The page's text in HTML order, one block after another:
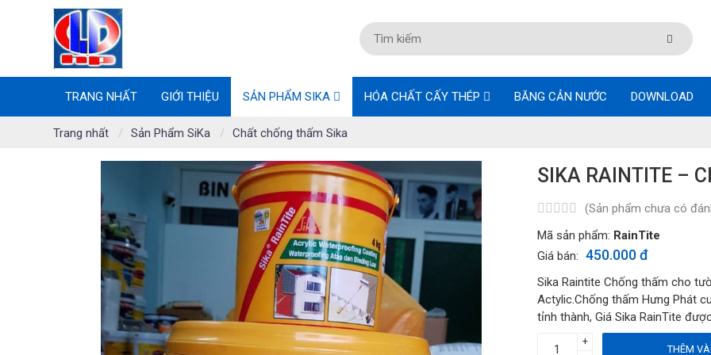
TRANG NHẤT GIỚI THIỆU SẢN PHẨM SIKA HÓA CHẤT CẤY THÉP BĂNG CẢN NƯỚC DOWNLOAD
Trang nhất Sản Phẩm SiKa Chất chống thấm Sika
SIKA RAINTITE –
(Sản phẩm chưa có
Mã sản phẩm: RainTite
Giá bán: 450.000 đ
Sika Raintite Chống thấm cho
Actylic.Chống thấm Hưng Phát
tỉnh thành, Giá Sika RainTite
+
THÊM